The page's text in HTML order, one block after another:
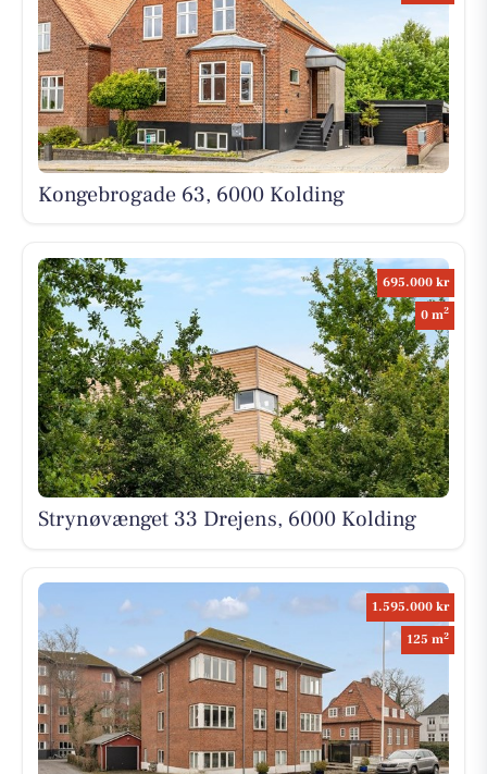
Kongebrogade 63, 6000 Kolding
695.000 kr
0 m2
Strynøvænget 33 Drejens, 6000 Kolding
1.595.000 kr
125 m2